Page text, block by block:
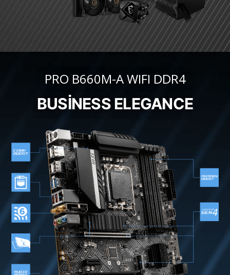
PRO B660M-A WIFI DDR4
BUSINESS ELEGANCE